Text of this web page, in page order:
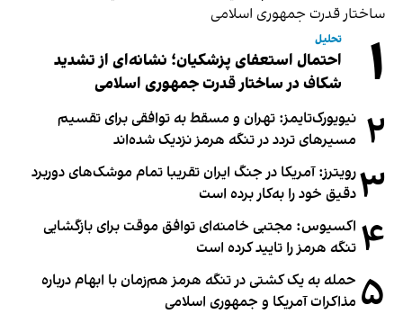
۱ تحلیل
احتمال استعفای پزشکیان؛ نشانه‌ای از تشدید
شکاف در ساختار قدرت جمهوری اسلامی
۲ نیویورک‌تایمز: تهران و مسقط به توافقی برای تقسیم
مسیرهای تردد در تنگه هرمز نزدیک شده‌اند
۳رویترز: آمریکا در جنگ ایران تقریبا تمام موشک‌های دوربرد
دقیق خود را به‌کار برده است
۴ اکسیوس: مجتبی خامنه‌ای توافق موقت برای بازگشایی
تنگه هرمز را تایید کرده است
۵ حمله به یک کشتی در تنگه هرمز هم‌زمان با ابهام درباره
مذاکرات آمریکا و جمهوری اسلامی